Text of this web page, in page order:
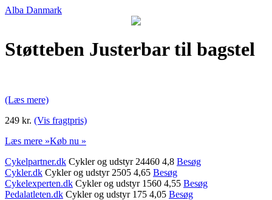
Alba Danmark
Støtteben Justerbar til bagstel
(Læs mere)
249 kr. (Vis fragtpris)
Læs mere »Køb nu »
Cykelpartner.dk Cykler og udstyr 24460 4,8 Besøg
Cykler.dk Cykler og udstyr 2505 4,65 Besøg
Cykelexperten.dk Cykler og udstyr 1560 4,55 Besøg
Pedalatleten.dk Cykler og udstyr 175 4,05 Besøg